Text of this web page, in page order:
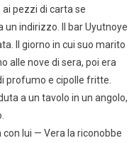
pezzi di carta se
un indirizzo. Il bar Uyutnoye
Il giorno in cui suo marito
alle nove di sera, poi era
profumo e cipolle fritte.
a un tavolo in un angolo,
lui — Vera la riconobbe